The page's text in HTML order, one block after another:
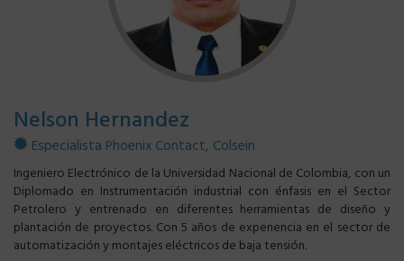
Nelson Hernandez
Especialista Phoenix Contact, Colsein
Ingeniero Electrónico de la Universidad Nacional de Colombia, con un
Diplomado en Instrumentación industrial con énfasis en el Sector
Petrolero y entrenado en diferentes herramientas de diseño y
plantación de proyectos. Con 5 años de experiencia en el sector de
automatización y montajes eléctricos de baja tensión.